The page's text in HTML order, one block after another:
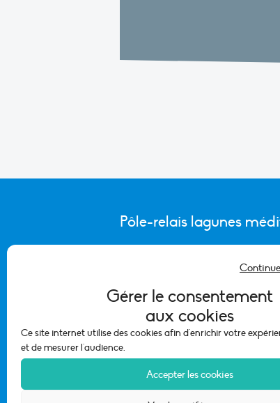
Gérer le consentement
aux cookies
Ce site internet utilise des cookies afin d'enrichir votre
et de mesurer l'audience.
Accepter les cookies
Pôle-relais lagunes
CONTACTER L’ÉQUIPE DU PÔLE